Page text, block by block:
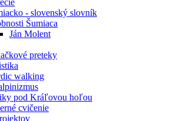
- slovenský slovník
Šumiaca
Ján Molent
preteky
walking
pod Kráľovou hoľou
cvičenie